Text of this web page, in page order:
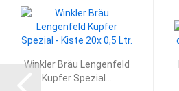
Wink­ler Bräu Len­gen­feld
Kup­fer Spe­zi­al...